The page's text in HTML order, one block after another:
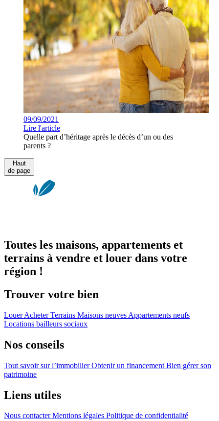
09/09/2021
Lire l'article
Quelle part d’héritage après le décès d’un ou des
parents ?
Haut
de page
Toutes les maisons, appartements et
terrains à vendre et louer dans votre
région !
Trouver votre bien
LouerAcheterTerrains Maisons neuves Appartements neufs
Locations bailleurs sociaux
Nos conseils
Tout savoir sur l’immobilierObtenir un financement Bien gérer son
patrimoine
Liens utiles
Nous contacterMentions légales Politique de confidentialité